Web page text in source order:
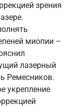
зрения
миопии –
лазерный
Ремесников.
укрепление